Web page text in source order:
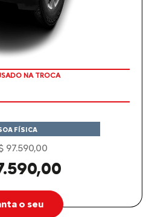
ZERO
FÍSICA
97.590,00
o seu